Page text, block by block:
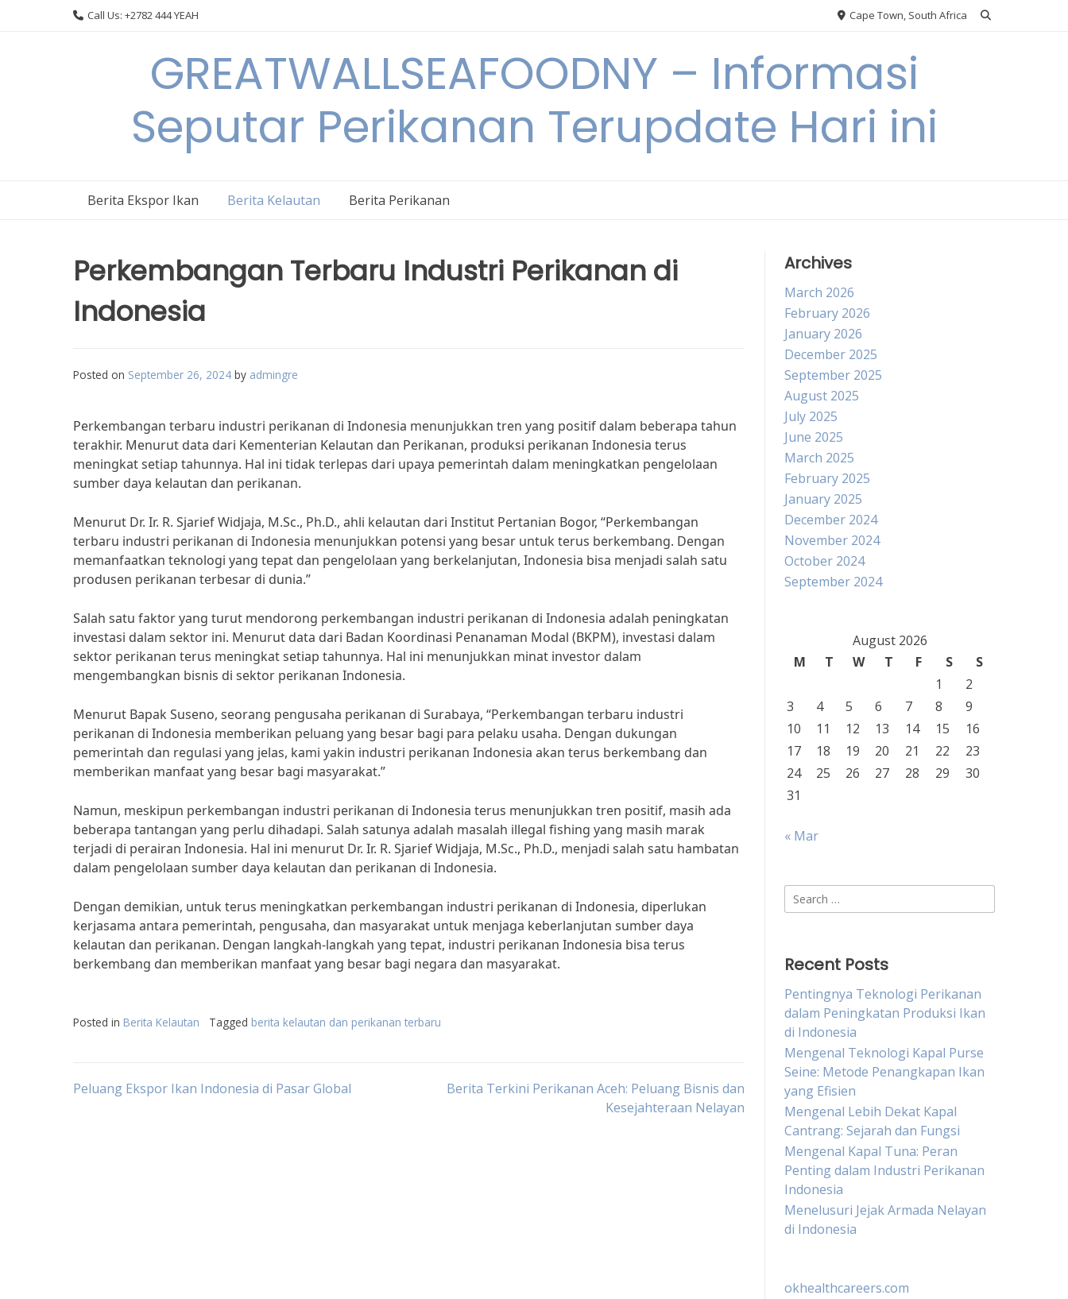
Call Us: +2782 444 YEAH Cape Town, South Africa
GREATWALLSEAFOODNY – Informasi
Seputar Perikanan Terupdate Hari ini
Berita Ekspor Ikan Berita Kelautan Berita Perikanan
Perkembangan Terbaru Industri Perikanan di
Indonesia
Posted on September 26, 2024 by admingre
Perkembangan terbaru industri perikanan di Indonesia menunjukkan tren yang positif dalam beberapa tahun
terakhir. Menurut data dari Kementerian Kelautan dan Perikanan, produksi perikanan Indonesia terus
meningkat setiap tahunnya. Hal ini tidak terlepas dari upaya pemerintah dalam meningkatkan pengelolaan
sumber daya kelautan dan perikanan.
Menurut Dr. Ir. R. Sjarief Widjaja, M.Sc., Ph.D., ahli kelautan dari Institut Pertanian Bogor, “Perkembangan
terbaru industri perikanan di Indonesia menunjukkan potensi yang besar untuk terus berkembang. Dengan
memanfaatkan teknologi yang tepat dan pengelolaan yang berkelanjutan, Indonesia bisa menjadi salah satu
produsen perikanan terbesar di dunia.”
Salah satu faktor yang turut mendorong perkembangan industri perikanan di Indonesia adalah peningkatan
investasi dalam sektor ini. Menurut data dari Badan Koordinasi Penanaman Modal (BKPM), investasi dalam
sektor perikanan terus meningkat setiap tahunnya. Hal ini menunjukkan minat investor dalam
mengembangkan bisnis di sektor perikanan Indonesia.
Menurut Bapak Suseno, seorang pengusaha perikanan di Surabaya, “Perkembangan terbaru industri
perikanan di Indonesia memberikan peluang yang besar bagi para pelaku usaha. Dengan dukungan
pemerintah dan regulasi yang jelas, kami yakin industri perikanan Indonesia akan terus berkembang dan
memberikan manfaat yang besar bagi masyarakat.”
Namun, meskipun perkembangan industri perikanan di Indonesia terus menunjukkan tren positif, masih ada
beberapa tantangan yang perlu dihadapi. Salah satunya adalah masalah illegal fishing yang masih marak
terjadi di perairan Indonesia. Hal ini menurut Dr. Ir. R. Sjarief Widjaja, M.Sc., Ph.D., menjadi salah satu hambatan
dalam pengelolaan sumber daya kelautan dan perikanan di Indonesia.
Dengan demikian, untuk terus meningkatkan perkembangan industri perikanan di Indonesia, diperlukan
kerjasama antara pemerintah, pengusaha, dan masyarakat untuk menjaga keberlanjutan sumber daya
kelautan dan perikanan. Dengan langkah-langkah yang tepat, industri perikanan Indonesia bisa terus
berkembang dan memberikan manfaat yang besar bagi negara dan masyarakat.
Posted in Berita Kelautan Tagged berita kelautan dan perikanan terbaru
Post
Peluang Ekspor Ikan Indonesia di Pasar Global
Berita Terkini Perikanan Aceh: Peluang Bisnis dan
Kesejahteraan Nelayan
Archives
March 2026
February 2026
January 2026
December 2025
September 2025
August 2025
July 2025
June 2025
March 2025
February 2025
January 2025
December 2024
November 2024
October 2024
September 2024
August 2026
M
T W T F S
S
1
2
3
4 5 6 7 8
9
10
11 12 13 14 15
16
17
18 19 20 21 22
23
24
25 26 27 28 29
30
31
« Mar
Search
for:
Recent Posts
Pentingnya Teknologi Perikanan
dalam Peningkatan Produksi Ikan
di Indonesia
Mengenal Teknologi Kapal Purse
Seine: Metode Penangkapan Ikan
yang Efisien
Mengenal Lebih Dekat Kapal
Cantrang: Sejarah dan Fungsi
Mengenal Kapal Tuna: Peran
Penting dalam Industri Perikanan
Indonesia
Menelusuri Jejak Armada Nelayan
di Indonesia
okhealthcareers.com